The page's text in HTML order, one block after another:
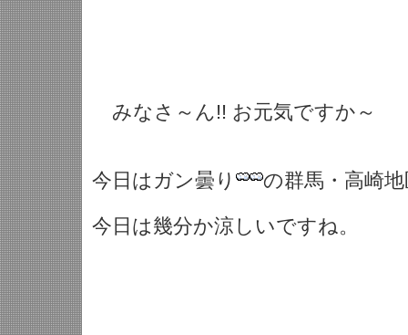
みなさ～ん!! お元気ですか～
今日はガン曇り
の群馬・高崎
今日は幾分か涼しいですね。